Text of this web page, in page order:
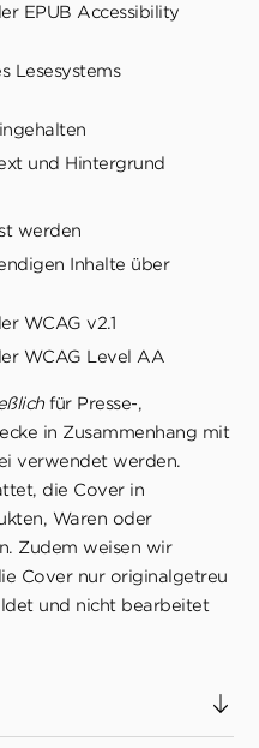
EPUB Accessibility
Lesesystems
und Hintergrund
werden
Inhalte über
WCAG v2.1
WCAG Level AA
für Presse-,
in Zusammenhang mit
verwendet werden.
die Cover in
Waren oder
Zudem weisen wir
Cover nur originalgetreu
und nicht bearbeitet